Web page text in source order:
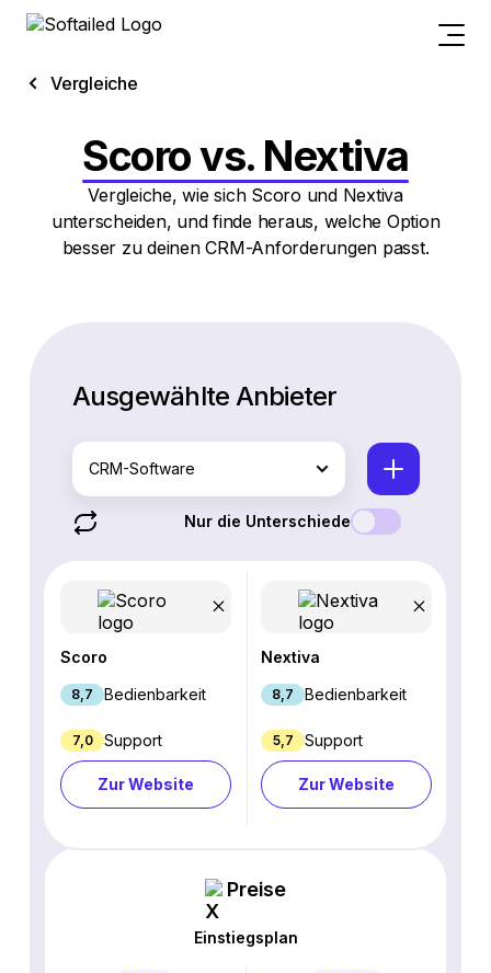
Vergleiche
Scoro vs. Nextiva
Vergleiche, wie sich Scoro und Nextiva
unterscheiden, und finde heraus, welche Option
besser zu deinen CRM-Anforderungen passt.
Ausgewählte Anbieter
CRM-Software
Nur die Unterschiede
Scoro
8,7 Bedienbarkeit
7,0 Support
Zur Website
Nextiva
8,7 Bedienbarkeit
5,7 Support
Zur Website
Preise
Einstiegsplan